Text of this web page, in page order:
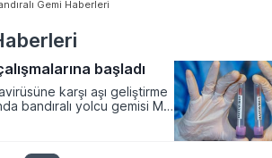
Gemi Haberleri
başladı
karşı aşı geliştirme